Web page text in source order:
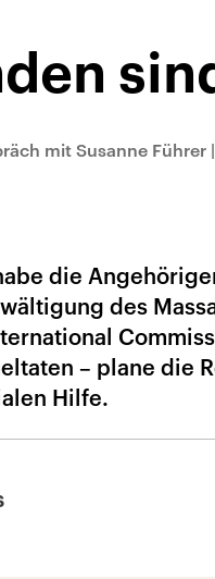
mit Susanne Führer |
die
des
– plane die
Hilfe.